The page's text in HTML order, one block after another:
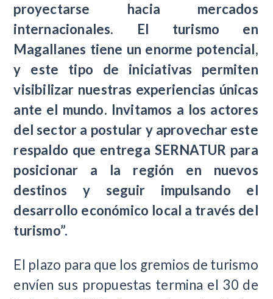
proyectarse hacia mercados
internacionales. El turismo en
Magallanes tiene un enorme potencial,
y este tipo de iniciativas permiten
visibilizar nuestras experiencias únicas
ante el mundo. Invitamos a los actores
del sector a postular y aprovechar este
respaldo que entrega SERNATUR para
posicionar a la región en nuevos
destinos y seguir impulsando el
desarrollo económico local a través del
turismo”.
El plazo para que los gremios de turismo
envíen sus propuestas termina el 30 de